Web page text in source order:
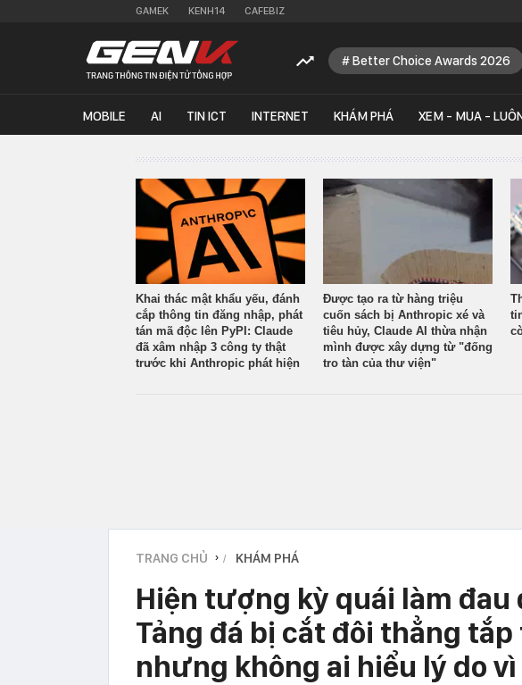
GAMEK KENH14 CAFEBIZ
Better Choice Awards 2026
MOBILE AI TIN ICT INTERNET KHÁM PHÁ XEM - MUA -
Khai thác mật khẩu yếu, đánh
cắp thông tin đăng nhập, phát
tán mã độc lên PyPI: Claude
đã xâm nhập 3 công ty thật
trước khi Anthropic phát hiện
Được tạo ra từ hàng triệu
cuốn sách bị Anthropic xé và
tiêu hủy, Claude AI thừa nhận
mình được xây dựng từ "đống
tro tàn của thư viện"
TRANG CHỦ › KHÁM PHÁ
Hiện tượng kỳ quái làm đau
Tảng đá bị cắt đôi thẳng
nhưng không ai hiểu lý do vì